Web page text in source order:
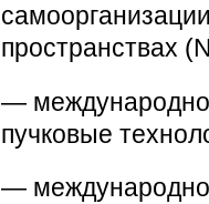
пространствах
—
пучковые
—